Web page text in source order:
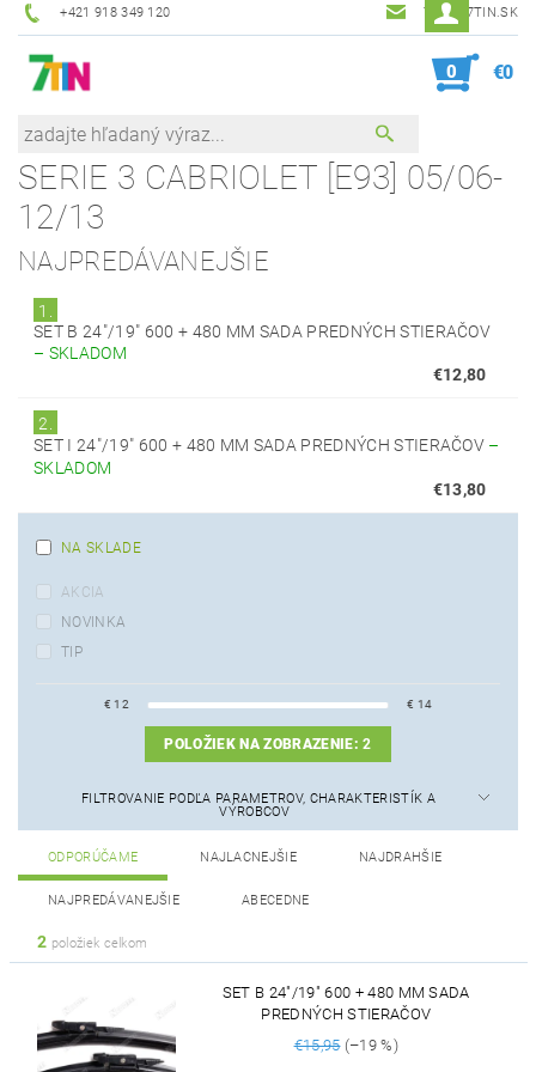
+421 918 349 120 7TIN@7TIN.SK
0 €0
SERIE 3 CABRIOLET [E93] 05/06-
12/13
NAJPREDÁVANEJŠIE
1.
SET B 24"/19" 600 + 480 MM SADA PREDNÝCH STIERAČOV
– SKLADOM
€12,80
2.
SET I 24"/19" 600 + 480 MM SADA PREDNÝCH STIERAČOV –
SKLADOM
€13,80
NA SKLADE
AKCIA
NOVINKA
TIP
€12 € 14
POLOŽIEK NA ZOBRAZENIE:2
FILTROVANIE PODĽA PARAMETROV, CHARAKTERISTÍK A
VÝROBCOV
ODPORÚČAME NAJLACNEJŠIE NAJDRAHŠIE
NAJPREDÁVANEJŠIE ABECEDNE
2 položiek celkom
SET B 24"/19" 600 + 480 MM SADA
PREDNÝCH STIERAČOV
€15,95(–19 %)